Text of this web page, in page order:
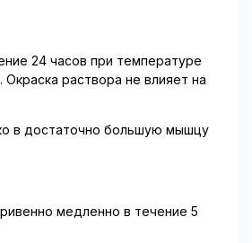
24 часов при температуре
раствора не влияет на
в достаточно большую мышцу
медленно в течение 5